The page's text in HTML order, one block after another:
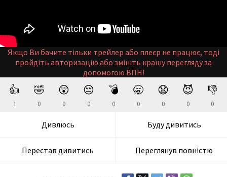
Якщо Ви бачите тільки трейлер або плеєр не працює, тоді
пройдіть авторизацію або змініть країну перегляду за
допомогою ВПН!
👍
1
🤣
0
😲
0
😔
0
💣
0
🥱
0
😧
0
😈
0
👎
0
Дивлюсь Буду дивитись
Перестав дивитись Переглянув повністю